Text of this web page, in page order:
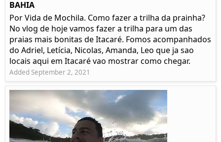
BAHIA
Por Vida de Mochila. Como fazer a trilha da prainha?
No vlog de hoje vamos fazer a trilha para um das
praias mais bonitas de Itacaré. Fomos acompanhados
do Adriel, Letícia, Nicolas, Amanda, Leo que ja sao
locais aqui em Itacaré vao mostrar como chegar.
Added September 2, 2021